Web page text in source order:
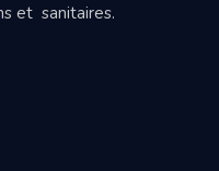
et sanitaires.